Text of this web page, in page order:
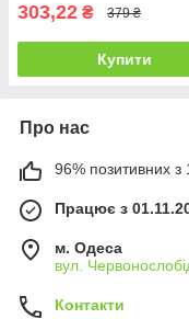
303,22 ₴ 379 ₴
Купити
Про нас
96% позитивних з
Працює з
м. Одеса
вул.
Контакти